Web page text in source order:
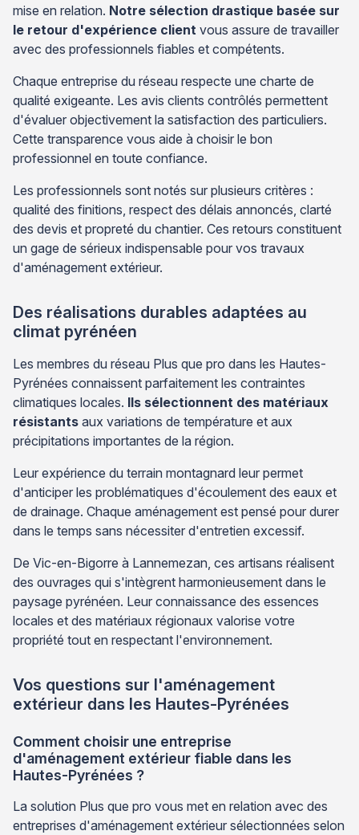
mise en relation. Notre sélection drastique basée sur
le retour d'expérience client vous assure de travailler
avec des professionnels fiables et compétents.
Chaque entreprise du réseau respecte une charte de
qualité exigeante. Les avis clients contrôlés permettent
d'évaluer objectivement la satisfaction des particuliers.
Cette transparence vous aide à choisir le bon
professionnel en toute confiance.
Les professionnels sont notés sur plusieurs critères :
qualité des finitions, respect des délais annoncés, clarté
des devis et propreté du chantier. Ces retours constituent
un gage de sérieux indispensable pour vos travaux
d'aménagement extérieur.
Des réalisations durables adaptées au
climat pyrénéen
Les membres du réseau Plus que pro dans les Hautes-
Pyrénées connaissent parfaitement les contraintes
climatiques locales. Ils sélectionnent des matériaux
résistants aux variations de température et aux
précipitations importantes de la région.
Leur expérience du terrain montagnard leur permet
d'anticiper les problématiques d'écoulement des eaux et
de drainage. Chaque aménagement est pensé pour durer
dans le temps sans nécessiter d'entretien excessif.
De Vic-en-Bigorre à Lannemezan, ces artisans réalisent
des ouvrages qui s'intègrent harmonieusement dans le
paysage pyrénéen. Leur connaissance des essences
locales et des matériaux régionaux valorise votre
propriété tout en respectant l'environnement.
Vos questions sur l'aménagement
extérieur dans les Hautes-Pyrénées
Comment choisir une entreprise
d'aménagement extérieur fiable dans les
Hautes-Pyrénées ?
La solution Plus que pro vous met en relation avec des
entreprises d'aménagement extérieur sélectionnées selon